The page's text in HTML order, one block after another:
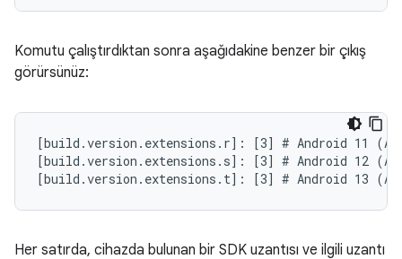
Komutu çalıştırdıktan sonra aşağıdakine benzer bir çıkış
görürsünüz:
[build.version.extensions.r]: [3] # Android 11
[build.version.extensions.s]: [3] # Android 12
Her satırda, cihazda bulunan bir SDK uzantısı ve ilgili uzantı